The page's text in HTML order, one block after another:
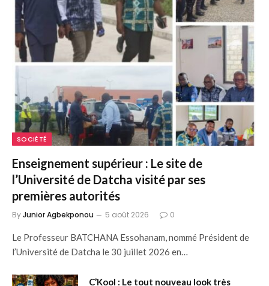
SOCIÉTÉ
Enseignement supérieur : Le site de
l’Université de Datcha visité par ses
premières autorités
ByJunior Agbekponou 5 août 2026 0
Le Professeur BATCHANA Essohanam, nommé Président de
l’Université de Datcha le 30 juillet 2026 en…
C’Kool : Le tout nouveau look très